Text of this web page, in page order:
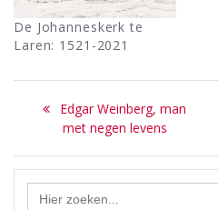
De Johanneskerk te
Laren: 1521-2021
Bericht
navigatie
Previous
post:
Edgar Weinberg, man
met negen levens
Zoek